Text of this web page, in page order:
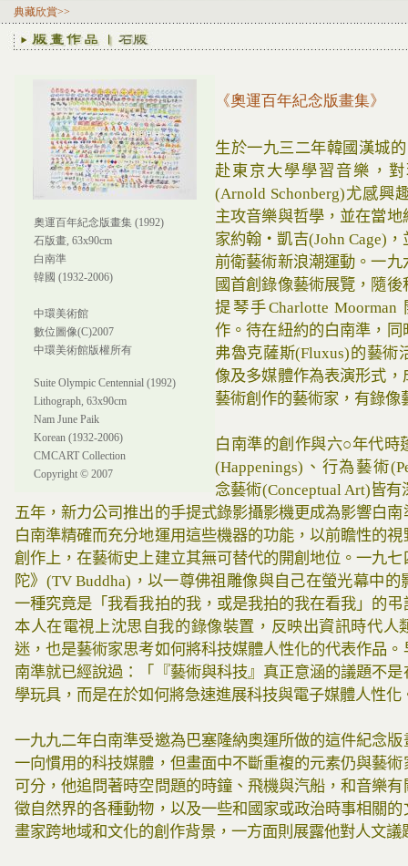
典藏欣賞>>
奧運百年紀念版畫集 (1992)
石版畫, 63x90cm
白南準
韓國 (1932-2006)
中環美術館
數位圖像(C)2007
中環美術館版權所有
Suite Olympic Centennial (1992)
Lithograph, 63x90cm
Nam June Paik
Korean (1932-2006)
CMCART Collection
Copyright © 2007
《奧運百年紀念版畫集》
生於一九三二年韓國漢城
赴東京大學學習音樂，
(Arnold Schonberg)尤感興
主攻音樂與哲學，並在當
家約翰‧凱吉(John Cage)
前衛藝術新浪潮運動。一
國首創錄像藝術展覽，隨
提琴手Charlotte
作。待在紐約的白南準，
弗魯克薩斯(Fluxus)的藝術
像及多媒體作為表演形式
藝術創作的藝術家，有錄像
白南準的創作與六○年代時
(Happenings)、行為藝術
念藝術(Conceptual Art)皆
五年，新力公司推出的手提式錄影攝影機更成為影響白
白南準精確而充分地運用這些機器的功能，以前瞻性的
創作上，在藝術史上建立其無可替代的開創地位。一九
陀》(TV Buddha)，以一尊佛祖雕像與自己在螢光幕中
一種究竟是「我看我拍的我，或是我拍的我在看我」的
本人在電視上沈思自我的錄像裝置，反映出資訊時代人
迷，也是藝術家思考如何將科技媒體人性化的代表作品
南準就已經說過：「『藝術與科技』真正意涵的議題不
學玩具，而是在於如何將急速進展科技與電子媒體人性化
一九九二年白南準受邀為巴塞隆納奧運所做的這件紀念
一向慣用的科技媒體，但畫面中不斷重複的元素仍與藝
可分，他追問著時空問題的時鐘、飛機與汽船，和音樂
徵自然界的各種動物，以及一些和國家或政治時事相關
畫家跨地域和文化的創作背景，一方面則展露他對人文議